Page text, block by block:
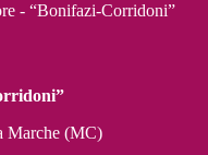
- “Bonifazi-Corridoni”
Marche (MC)